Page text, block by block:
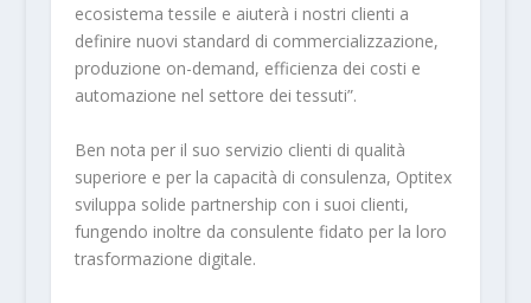
ecosistema tessile e aiuterà i nostri clienti a
definire nuovi standard di commercializzazione,
produzione on-demand, efficienza dei costi e
automazione nel settore dei tessuti”.
Ben nota per il suo servizio clienti di qualità
superiore e per la capacità di consulenza, Optitex
sviluppa solide partnership con i suoi clienti,
fungendo inoltre da consulente fidato per la loro
trasformazione digitale.